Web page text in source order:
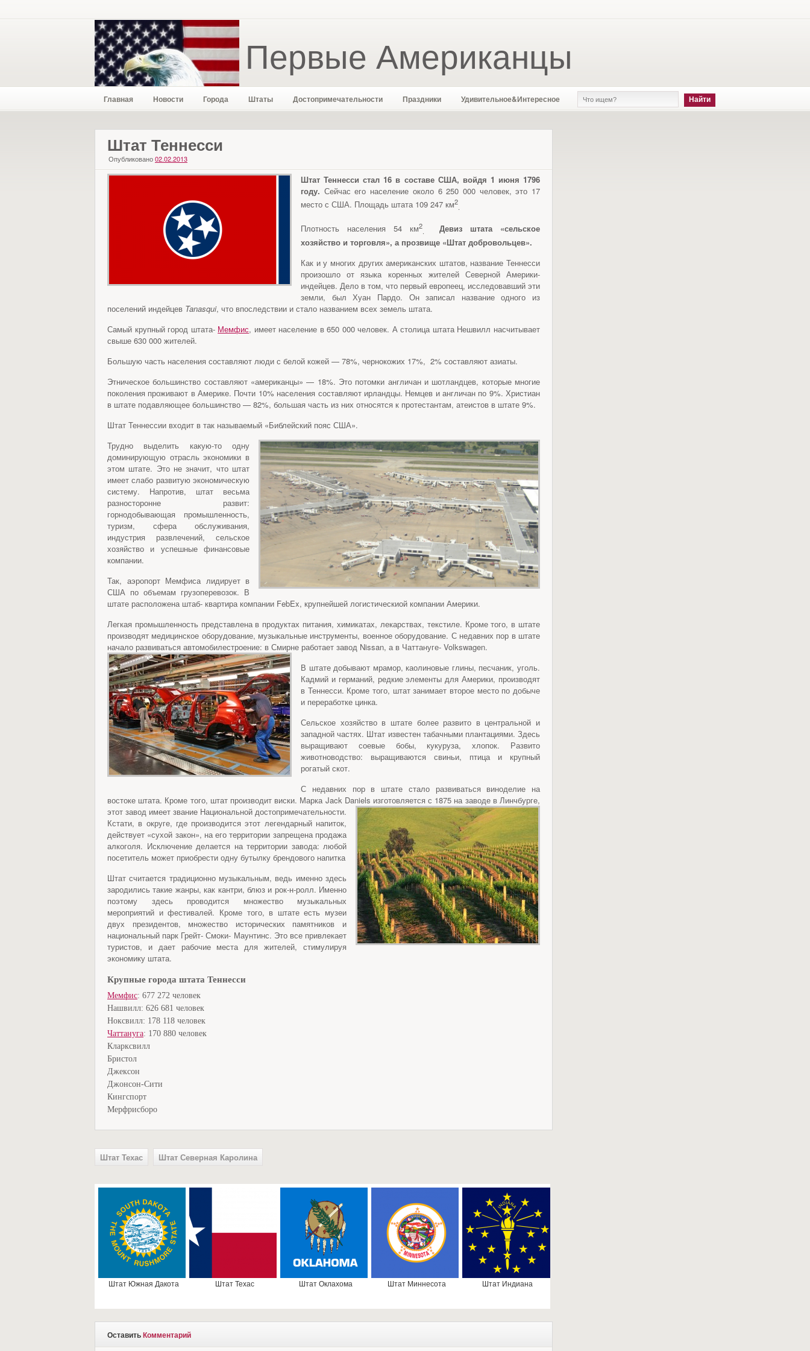
Первые Американцы
Главная Новости Города Штаты Достопримечательности Праздники Удивительное&Интересное
Штат Теннесси
Опубликовано02.02.2013
Штат Теннесси стал 16 в составе США, войдя 1 июня 1796
году. Сейчас его население около 6 250 000 человек, это 17
место с США. Площадь штата 109 247 км2
Плотность населения 54 км2
Девиз штата «сельское
хозяйство и торговля», а прозвище «Штат добровольцев».
Как и у многих других американских штатов, название Теннесси
произошло от языка коренных жителей Северной Америки-
индейцев. Дело в том, что первый европеец, исследовавший эти
земли, был Хуан Пардо. Он записал название одного из
поселений индейцев Tanasqui, что впоследствии и стало названием всех земель штата.
Самый крупный город штата- Мемфис, имеет население в 650 000 человек. А столица штата Нешвилл насчитывает
свыше 630 000 жителей.
Большую часть населения составляют люди с белой кожей — 78%, чернокожих 17%, 2% составляют азиаты.
Этническое большинство составляют «американцы» — 18%. Это потомки англичан и шотландцев, которые многие
поколения проживают в Америке. Почти 10% населения составляют ирландцы. Немцев и англичан по 9%. Христиан
в штате подавляющее большинство — 82%, большая часть из них относятся к протестантам, атеистов в штате 9%.
Штат Теннессии входит в так называемый «Библейский пояс США».
Трудно выделить какую-то одну
доминирующую отрасль экономики в
этом штате. Это не значит, что штат
имеет слабо развитую экономическую
систему. Напротив, штат весьма
разносторонне развит:
горнодобывающая промышленность,
туризм, сфера обслуживания,
индустрия развлечений, сельское
хозяйство и успешные финансовые
компании.
Так, аэропорт Мемфиса лидирует в
США по объемам грузоперевозок. В
штате расположена штаб- квартира компании FebEx, крупнейшей логистическиой компании Америки.
Легкая промышленность представлена в продуктах питания, химикатах, лекарствах, текстиле. Кроме того, в штате
производят медицинское оборудование, музыкальные инструменты, военное оборудование. С недавних пор в штате
начало развиваться автомобилестроение: в Смирне работает завод Nissan, а в Чаттануге- Volkswagen.
В штате добывают мрамор, каолиновые глины, песчаник, уголь.
Кадмий и германий, редкие элементы для Америки, производят
в Теннесси. Кроме того, штат занимает второе место по добыче
и переработке цинка.
Сельское хозяйство в штате более развито в центральной и
западной частях. Штат известен табачными плантациями. Здесь
выращивают соевые бобы, кукуруза, хлопок. Развито
животноводство: выращиваются свиньи, птица и крупный
рогатый скот.
С недавних пор в штате стало развиваться виноделие на
востоке штата. Кроме того, штат производит виски. Марка Jack Daniels изготовляется с 1875 на заводе в Линчбурге,
этот завод имеет звание Национальной достопримечательности.
Кстати, в округе, где производится этот легендарный напиток,
действует «сухой закон», на его территории запрещена продажа
алкоголя. Исключение делается на территории завода: любой
посетитель может приобрести одну бутылку брендового напитка
Штат считается традиционно музыкальным, ведь именно здесь
зародились такие жанры, как кантри, блюз и рок-н-ролл. Именно
поэтому здесь проводится множество музыкальных
мероприятий и фестивалей. Кроме того, в штате есть музеи
двух президентов, множество исторических памятников и
национальный парк Грейт- Смоки- Маунтинс. Это все привлекает
туристов, и дает рабочие места для жителей, стимулируя
экономику штата.
Крупные города штата Теннесси
Мемфис: 677 272 человек
Нашвилл: 626 681 человек
Ноксвилл: 178 118 человек
Чаттануга: 170 880 человек
Кларксвилл
Бристол
Джексон
Джонсон-Сити
Кингспорт
Мерфрисборо
Штат Техас Штат Северная Каролина
Штат Южная Дакота Штат Техас Штат Оклахома Штат Миннесота Штат Индиана
ОставитьКомментарий